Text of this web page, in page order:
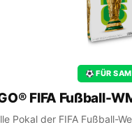
FÜR
FIFA Fußball-
Pokal der FIFA Fußball-